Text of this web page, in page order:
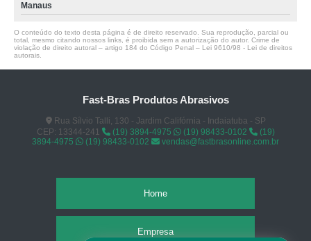
Manaus
O conteúdo do texto desta página é de direito reservado. Sua reprodução, parcial ou
total, mesmo citando nossos links, é proibida sem a autorização do autor. Crime de
violação de direito autoral – artigo 184 do Código Penal – Lei 9610/98 - Lei de direitos
autorais
Fast-Bras Produtos Abrasivos
Rua Sílvio Talli, 130 - Jardim Califórnia - Indaiatuba - SP
CEP: 13344-241
(19) 3894-4975 (19) 98433-0102
(19)
3894-4975
(19) 98433-0102 vendas@fastbrasonline.com.br
Home
Empresa